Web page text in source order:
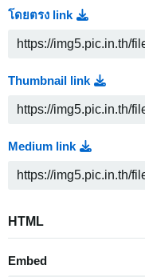
โดยตรง link
Thumbnail link
Medium link
HTML
Embed